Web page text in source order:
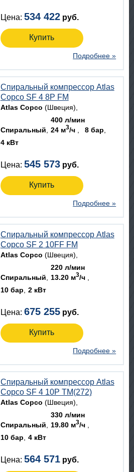
Цена: 534 422 руб.
Купить
Подробнее »
Спиральный компрессор Atlas
Copco SF 4 8P FM
Atlas Copco (Швеция)
Спиральный
400 л/мин
24 м3/ч
8 бар
4 кВт
Цена: 545 573 руб.
Купить
Подробнее »
Спиральный компрессор Atlas
Copco SF 2 10FF FM
Atlas Copco (Швеция)
Спиральный
220 л/мин
13.20 м3/ч
10 бар
2 кВт
Цена: 675 255 руб.
Купить
Подробнее »
Спиральный компрессор Atlas
Copco SF 4 10P TM(272)
Atlas Copco (Швеция)
Спиральный
330 л/мин
19.80 м3/ч
10 бар
4 кВт
Цена: 564 571 руб.